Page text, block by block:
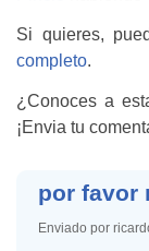
Si quieres,
completo.
¿Conoces a
¡Envia tu
por favor
Enviado por